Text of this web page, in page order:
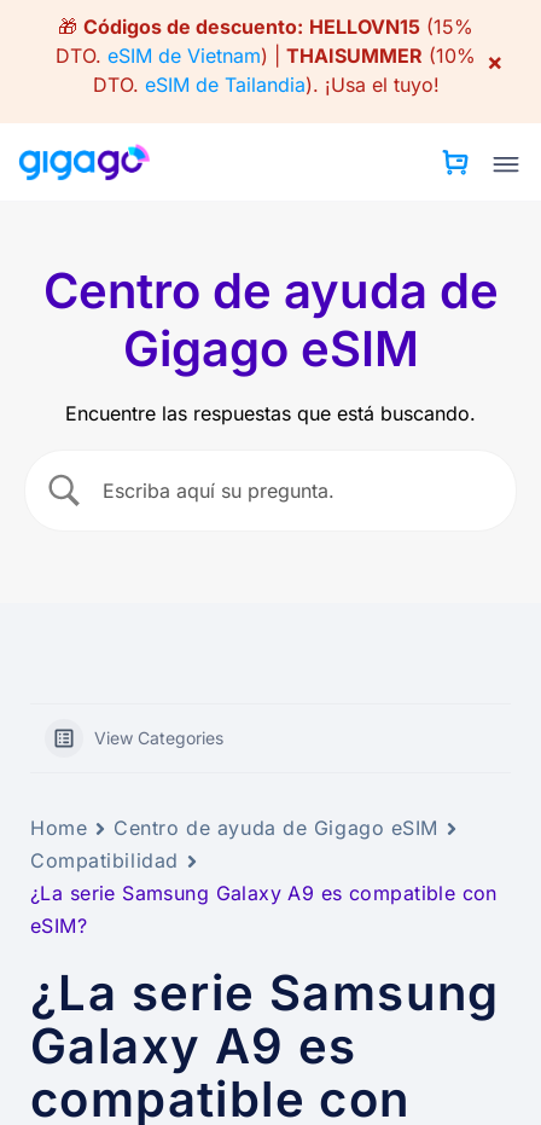
🎁 Códigos de descuento: HELLOVN15 (15%
DTO. eSIM de Vietnam) | THAISUMMER (10%
DTO. eSIM de Tailandia). ¡Usa el tuyo!
×
Centro de ayuda de
Gigago eSIM
Encuentre las respuestas que está buscando.
View Categories
Home
Centro de ayuda de Gigago eSIM
Compatibilidad
¿La serie Samsung Galaxy A9 es compatible con
eSIM?
¿La serie Samsung
Galaxy A9 es
compatible con